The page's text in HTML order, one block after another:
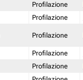
Profilazione
Profilazione
Profilazione
Profilazione
Profilazione